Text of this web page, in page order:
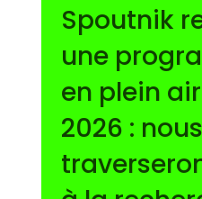
Spoutnik
une
en plein
2026 : nous
AU SPOUTNIK, L’ÉTÉ